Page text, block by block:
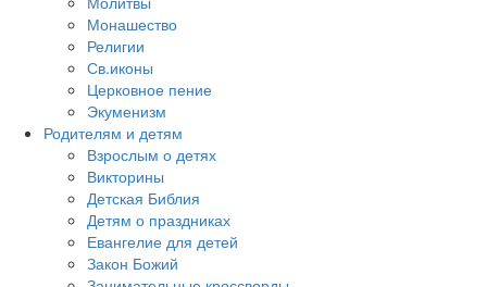
Монашество
Религии
Св.иконы
Церковное пение
Экуменизм
Родителям и детям
Взрослым о детях
Викторины
Детская Библия
Детям о праздниках
Евангелие для детей
Закон Божий